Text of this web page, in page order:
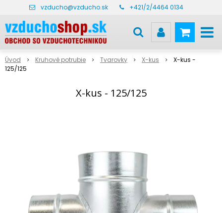
vzducho@vzducho.sk +421/2/4464 0134
Úvod Kruhové potrubie Tvarovky X-kus
X-kus -
125/125
X-kus - 125/125